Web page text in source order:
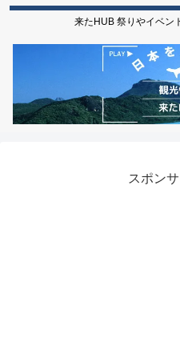
来たHUB 祭りやイベン
スポン